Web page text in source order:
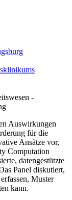
-
Auswirkungen
für die
Ansätze vor,
Computation
datengestützte
Panel diskutiert,
Muster
kann.